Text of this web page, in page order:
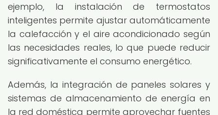
ejemplo, la instalación de termostatos
inteligentes permite ajustar automáticamente
la calefacción y el aire acondicionado según
las necesidades reales, lo que puede reducir
significativamente el consumo energético.
Además, la integración de paneles solares y
sistemas de almacenamiento de energía en
la red doméstica permite aprovechar fuentes